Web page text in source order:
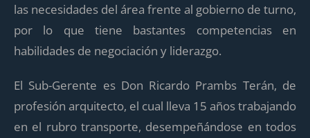
las necesidades del área frente al gobierno de turno,
por lo que tiene bastantes competencias en
habilidades de negociación y liderazgo.
El Sub-Gerente es Don Ricardo Prambs Terán, de
profesión arquitecto, el cual lleva 15 años trabajando
en el rubro transporte, desempeñándose en todos